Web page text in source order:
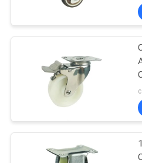
SƠ
ĐỒ
TRANG
PRIVACY
POLICY
Bánh nội